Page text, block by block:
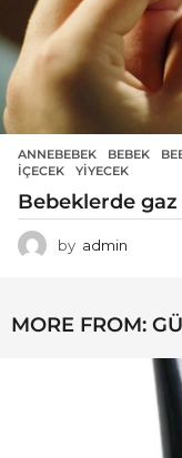
ANNEBEBEK BEBEK ,
IÇECEK
,YIYECEK
Bebeklerde
by admin
MORE FROM: